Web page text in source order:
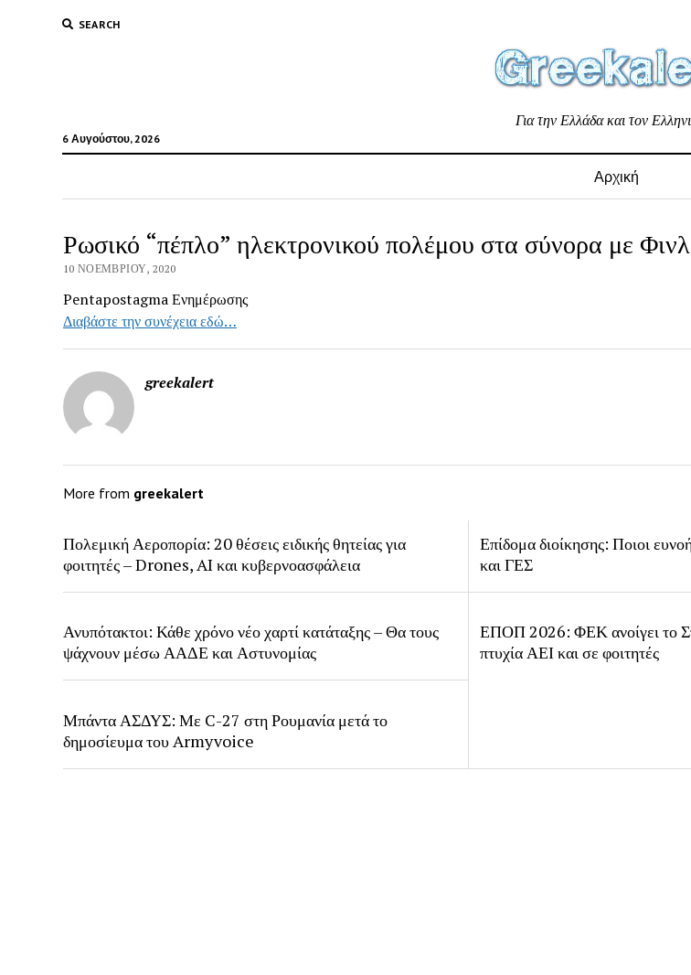
SEARCH
6 Αυγούστου, 2026
Για την Ελλάδα και τον
Αρχική
Ρωσικό “πέπλο” ηλεκτρονικού πολέμου στα σύνορα με
10 ΝΟΕΜΒΡΊΟΥ, 2020
Pentapostagma Ενημέρωσης
Διαβάστε την συνέχεια εδώ…
greekalert
More from greekalert
Πολεμική Αεροπορία: 20 θέσεις ειδικής θητείας για
φοιτητές – Drones, AI και κυβερνοασφάλεια
Επίδομα διοίκησης: Ποιοι
και ΓΕΣ
Ανυπότακτοι: Κάθε χρόνο νέο χαρτί κατάταξης – Θα τους
ψάχνουν μέσω ΑΑΔΕ και Αστυνομίας
ΕΠΟΠ 2026: ΦΕΚ ανοίγει το
πτυχία ΑΕΙ και σε φοιτητές
Μπάντα ΑΣΔΥΣ: Με C-27 στη Ρουμανία μετά το
δημοσίευμα του Armyvoice